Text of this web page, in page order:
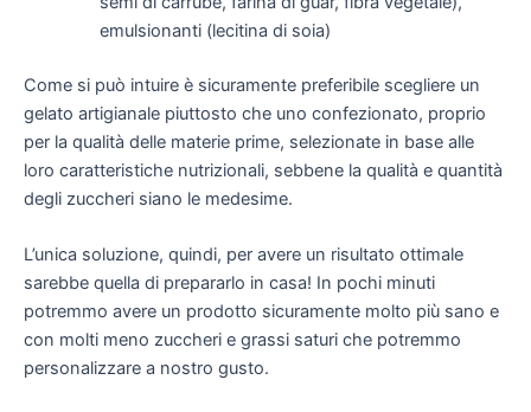
emulsionanti (lecitina di soia)
Come si può intuire è sicuramente preferibile scegliere un
gelato artigianale piuttosto che uno confezionato, proprio
per la qualità delle materie prime, selezionate in base alle
loro caratteristiche nutrizionali, sebbene la qualità e quantità
degli zuccheri siano le medesime.
L’unica soluzione, quindi, per avere un risultato ottimale
sarebbe quella di prepararlo in casa! In pochi minuti
potremmo avere un prodotto sicuramente molto più sano e
con molti meno zuccheri e grassi saturi che potremmo
personalizzare a nostro gusto.